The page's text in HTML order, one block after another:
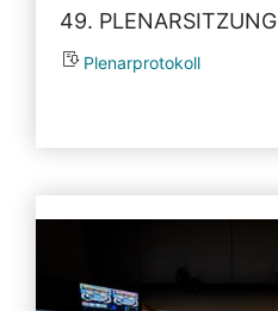
49. PLENARSITZUNG
Plenarprotokoll